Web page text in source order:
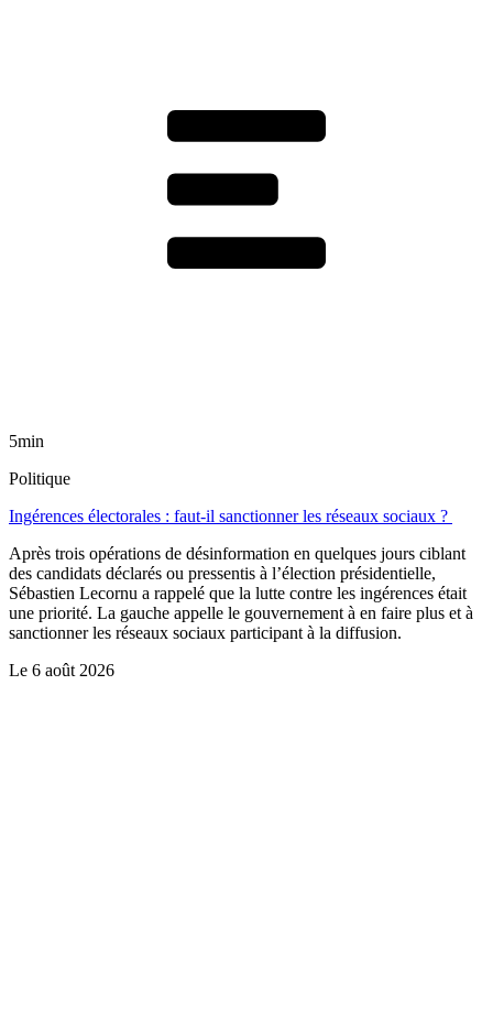
5min
Politique
Ingérences électorales : faut-il sanctionner les réseaux sociaux ?
Après trois opérations de désinformation en quelques jours ciblant
des candidats déclarés ou pressentis à l’élection présidentielle,
Sébastien Lecornu a rappelé que la lutte contre les ingérences était
une priorité. La gauche appelle le gouvernement à en faire plus et à
sanctionner les réseaux sociaux participant à la diffusion.
Le 6 août 2026